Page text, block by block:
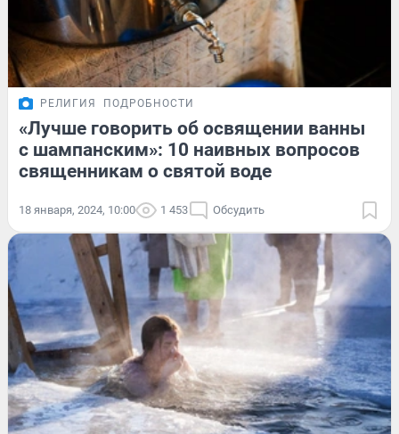
РЕЛИГИЯ ПОДРОБНОСТИ
«Лучше говорить об освящении ванны
с шампанским»: 10 наивных вопросов
священникам о святой воде
18 января, 2024, 10:00 1 453 Обсудить